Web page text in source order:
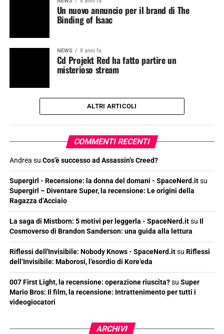
Un nuovo annuncio per il brand di The
Binding of Isaac
NEWS 8 anni fa
Cd Projekt Red ha fatto partire un
misterioso stream
ALTRI ARTICOLI
COMMENTI RECENTI
Andrea su Cos’è successo ad Assassin’s Creed?
Supergirl - Recensione: la donna del domani - SpaceNerd.itsu
Supergirl – Diventare Super, la recensione: Le origini della
Ragazza d’Acciaio
La saga di Mistborn: 5 motivi per leggerla - SpaceNerd.itsu Il
Cosmoverso di Brandon Sanderson: una guida alla lettura
Riflessi dell'Invisibile: Nobody Knows - SpaceNerd.itsu Riflessi
dell’Invisibile: Maborosi, l’esordio di Kore’eda
007 First Light, la recensione: operazione riuscita?su Super
Mario Bros: Il film, la recensione: Intrattenimento per tutti i
videogiocatori
ARCHIVI